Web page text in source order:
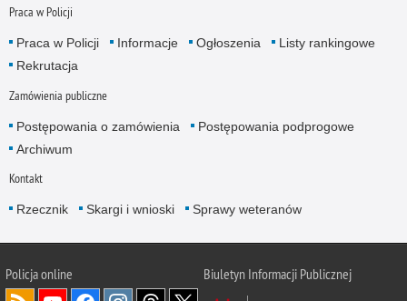
Praca w Policji
Praca w Policji Informacje Ogłoszenia
Listy rankingowe
Rekrutacja
Zamówienia publiczne
Postępowania o zamówienia
Postępowania podprogowe
Archiwum
Kontakt
Rzecznik Skargi i wnioski Sprawy weteranów
Policjaonline
Biuletyn Informacji Publicznej